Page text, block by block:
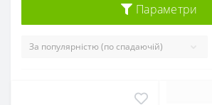
Параметри